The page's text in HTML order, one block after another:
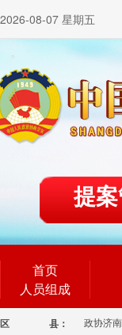
2026-08-07 星期五
提
首页
人员组成
区 县： 政协济